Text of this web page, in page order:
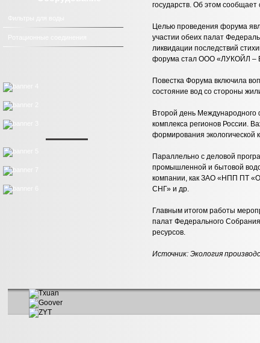
государств. Об этом
Целью проведения форума
участии обеих палат
ликвидации последствий
форума стал ООО «ЛУКОЙЛ –
Повестка Форума включила
состояние вод со стороны
Второй день Международного
комплекса регионов России.
формирования экологической
Параллельно с деловой
промышленной и бытовой
компании, как ЗАО «НПП ПТ
СНГ» и др.
Главным итогом работы
палат Федерального
ресурсов.
Источник:Экология